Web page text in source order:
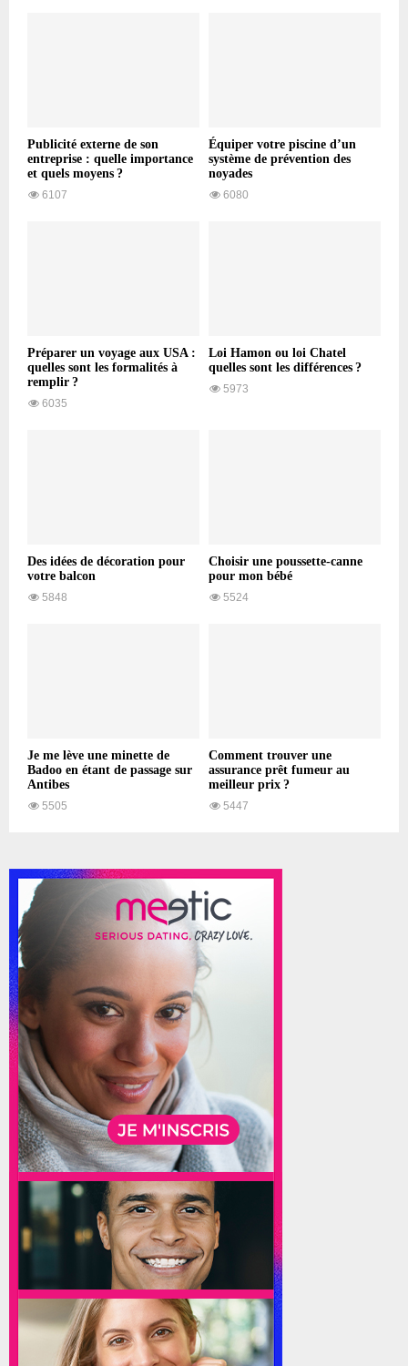
Publicité externe de son
entreprise : quelle importance
et quels moyens ?
6107
Équiper votre piscine d’un
système de prévention des
noyades
6080
Préparer un voyage aux USA :
quelles sont les formalités à
remplir ?
6035
Loi Hamon ou loi Chatel
quelles sont les différences ?
5973
Des idées de décoration pour
votre balcon
5848
Choisir une poussette-canne
pour mon bébé
5524
Je me lève une minette de
Badoo en étant de passage sur
Antibes
5505
Comment trouver une
assurance prêt fumeur au
meilleur prix ?
5447